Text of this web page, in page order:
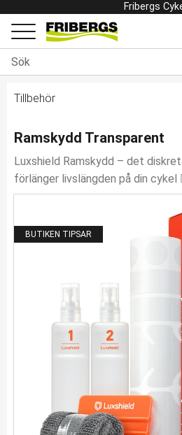
Meny
Fribergs
Tillbehör
Ramskydd Transparent
Luxshield Ramskydd – det
förlänger livslängden på din cykel
BUTIKEN TIPSAR